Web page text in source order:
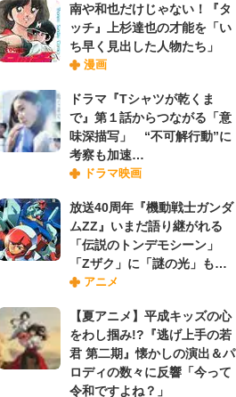
南や和也だけじゃない！『タ
ッチ』上杉達也の才能を「い
ち早く見出した人物たち」
漫画
ドラマ『Tシャツが乾くま
で』第１話からつながる「意
味深描写」 “不可解行動”に
考察も加速…
ドラマ映画
放送40周年『機動戦士ガンダ
ムZZ』いまだ語り継がれる
「伝説のトンデモシーン」
「Zザク」に「謎の光」も…
アニメ
【夏アニメ】平成キッズの心
をわし掴み!?『逃げ上手の若
君 第二期』懐かしの演出＆パ
ロディの数々に反響「今って
令和ですよね？」